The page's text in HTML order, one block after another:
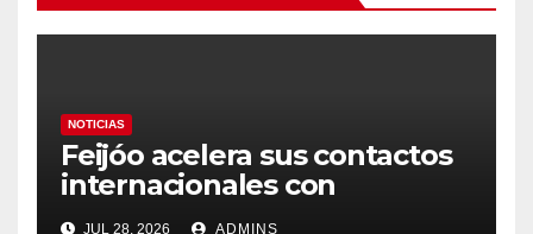
NOTICIAS
Feijóo acelera sus contactos
internacionales con
Latinoamérica como socio
JUL 28, 2026 ADMINS